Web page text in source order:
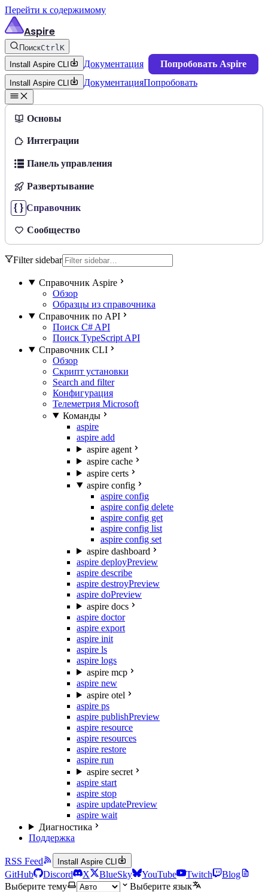
Перейти к содержимому
Aspire
ПоискCtrlK
Install Aspire CLI
Документация Попробовать Aspire
Install Aspire CLI ДокументацияПопробовать
Основы
Интеграции
Панель управления
Развертывание
Справочник
Сообщество
Filter sidebar
Справочник Aspire
Обзор
Образцы из справочника
Справочник по API
Поиск C# API
Поиск TypeScript API
Справочник CLI
Обзор
Скрипт установки
Search and filter
Конфигурация
Телеметрия Microsoft
Команды
aspire
aspire add
aspire agent
aspire cache
aspire certs
aspire config
aspire config
aspire config delete
aspire config get
aspire config list
aspire config set
aspire dashboard
aspire deployPreview
aspire describe
aspire destroyPreview
aspire doPreview
aspire docs
aspire doctor
aspire export
aspire init
aspire ls
aspire logs
aspire mcp
aspire new
aspire otel
aspire ps
aspire publishPreview
aspire resource
aspire resources
aspire restore
aspire run
aspire secret
aspire start
aspire stop
aspire updatePreview
aspire wait
Диагностика
Поддержка
RSS Feed Install Aspire CLI
GitHub Discord X BlueSky YouTube Twitch
Blog
Выберите тему
Выберите язык